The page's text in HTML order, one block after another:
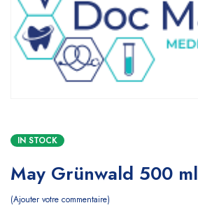
IN STOCK
May Grünwald 500 ml
Ajouter votre commentaire